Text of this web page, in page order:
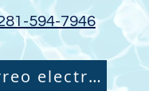
594-7946
Enviar correo electrónico